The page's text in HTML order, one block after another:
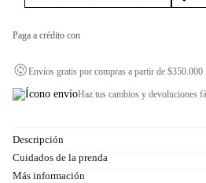
Paga a crédito con
Envíos gratis por compras a partir de $350.000
Haz tus cambios y devoluciones
Descripción
Cuidados de la prenda
Más información